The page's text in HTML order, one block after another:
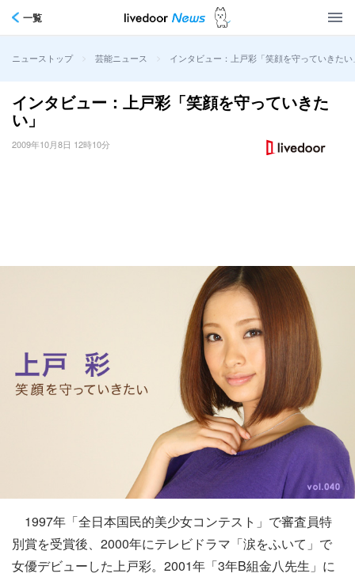
一覧
ニューストップ > 芸能ニュース > インタビュー：上戸彩「笑顔を守っていきたい
インタビュー：上戸彩「笑顔を守っていきた
い」
2009年10月8日 12時10分
1997年「全日本国民的美少女コンテスト」で審査員特
別賞を受賞後、2000年にテレビドラマ「涙をふいて」で
女優デビューした上戸彩。2001年「3年B組金八先生」に